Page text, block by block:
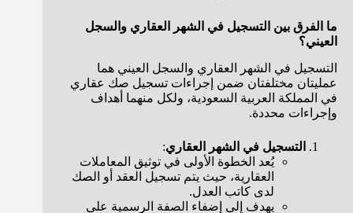
ما الفرق بين التسجيل في الشهر العقاري والسجل
العيني؟
التسجيل في الشهر العقاري والسجل العيني هما
عمليتان مختلفتان ضمن إجراءات تسجيل صك عقاري
في المملكة العربية السعودية، ولكل منهما أهداف
وإجراءات محددة.
التسجيل في الشهر العقاري:
يُعد الخطوة الأولى في توثيق المعاملات
العقارية، حيث يتم تسجيل العقد أو الصك
لدى كاتب العدل.
يهدف إلى إضفاء الصفة الرسمية على